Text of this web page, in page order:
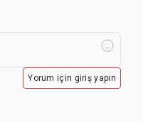
Yorum için giriş yapın